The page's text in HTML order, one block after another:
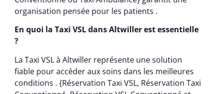
organisation pensée pour les patients .
En quoi la Taxi VSL dans Altwiller est essentielle
?
La Taxi VSL à Altwiller représente une solution
fiable pour accéder aux soins dans les meilleures
conditions . {Réservation Taxi VSL, Réservation Taxi